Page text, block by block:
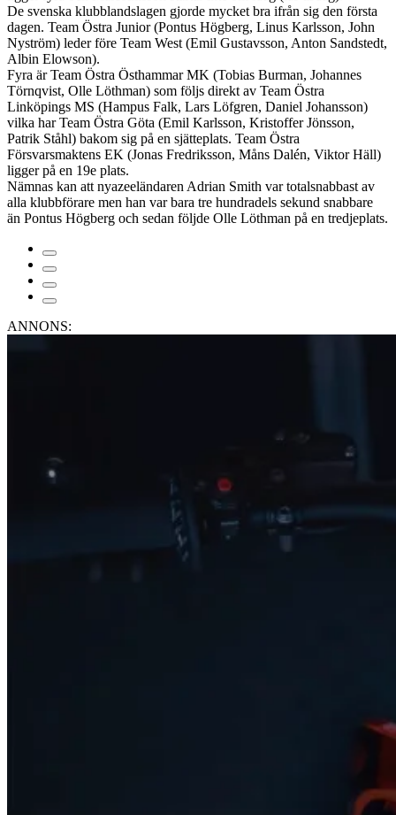
De svenska klubblandslagen gjorde mycket bra ifrån sig den första
dagen. Team Östra Junior (Pontus Högberg, Linus Karlsson, John
Nyström) leder före Team West (Emil Gustavsson, Anton Sandstedt,
Albin Elowson).
Fyra är Team Östra Östhammar MK (Tobias Burman, Johannes
Törnqvist, Olle Löthman) som följs direkt av Team Östra
Linköpings MS (Hampus Falk, Lars Löfgren, Daniel Johansson)
vilka har Team Östra Göta (Emil Karlsson, Kristoffer Jönsson,
Patrik Ståhl) bakom sig på en sjätteplats. Team Östra
Försvarsmaktens EK (Jonas Fredriksson, Måns Dalén, Viktor Häll)
ligger på en 19e plats.
Nämnas kan att nyazeeländaren Adrian Smith var totalsnabbast av
alla klubbförare men han var bara tre hundradels sekund snabbare
än Pontus Högberg och sedan följde Olle Löthman på en tredjeplats.
ANNONS: